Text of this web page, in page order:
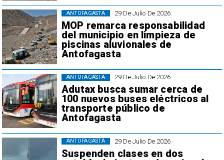
29 De Julio De 2026
MOP remarca responsabilidad
del municipio en limpieza de
piscinas aluvionales de
Antofagasta
ANTOFAGASTA
29 De Julio De 2026
Adutax busca sumar cerca de
100 nuevos buses eléctricos al
transporte público de
Antofagasta
ANTOFAGASTA
29 De Julio De 2026
Suspenden clases en dos
ANTOFAGASTA